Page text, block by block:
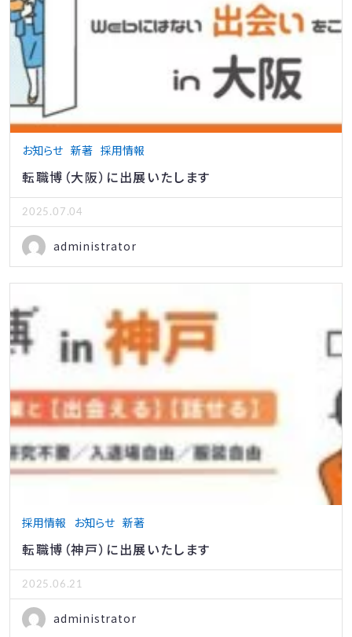
お知らせ 新著 採用情報
転職博（大阪）に出展いたします
2025.07.04
administrator
採用情報 お知らせ 新著
転職博（神戸）に出展いたします
2025.06.21
administrator